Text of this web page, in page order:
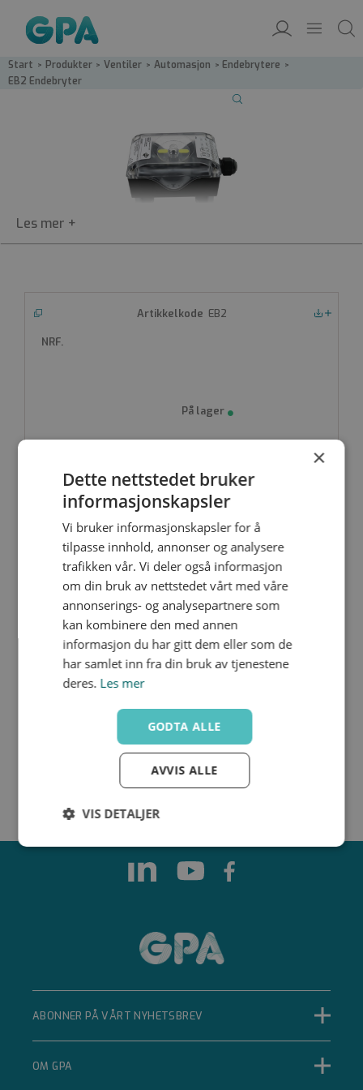
Start / Produkter / Ventiler / Automasjon / Endebrytere /
EB2 Endebryter
EB-2
Elektrisk endebryter av type EB 2 med optisk
Sølvforgylt brytare
EB2
EB2 EEXI
EB2 I
ABONNER PÅ VÅRT NYHETSBREV
OM GPA
×
Dette nettstedet bruker
informasjonskapsler
Vi bruker informasjonskapsler for å
tilpasse innhold, annonser og analysere
trafikken vår. Vi deler også informasjon
om din bruk av nettstedet vårt med våre
annonserings- og analysepartnere som
kan kombinere den med annen
informasjon du har gitt dem eller som de
har samlet inn fra din bruk av tjenestene
deres. Les mer
GODTA ALLE
AVVIS ALLE
VIS DETALJER
Strengt
nødvendig
Ytelse Målretting
Strengt nødvendig Ytelse
Målretting